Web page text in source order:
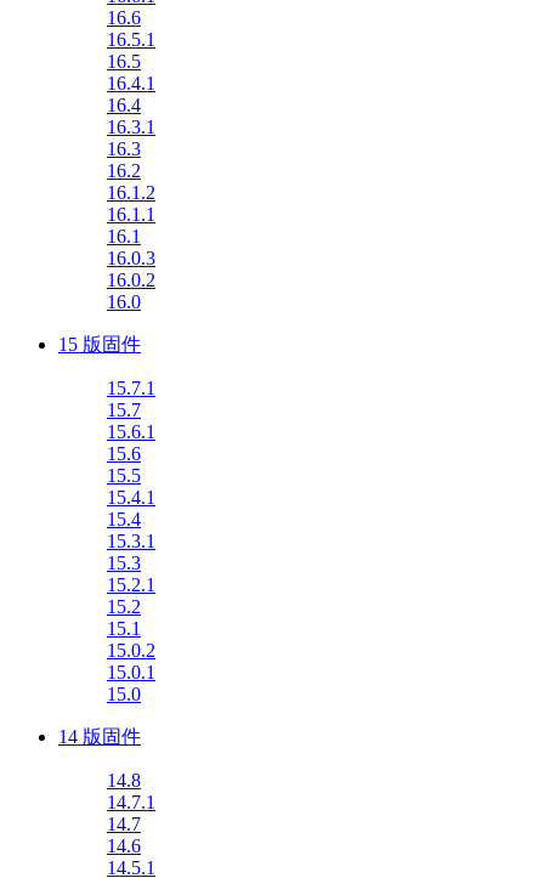
16.6
16.5.1
16.5
16.4.1
16.4
16.3.1
16.3
16.2
16.1.2
16.1.1
16.1
16.0.3
16.0.2
16.0
15 版固件
15.7.1
15.7
15.6.1
15.6
15.5
15.4.1
15.4
15.3.1
15.3
15.2.1
15.2
15.1
15.0.2
15.0.1
15.0
14 版固件
14.8
14.7.1
14.7
14.6
14.5.1